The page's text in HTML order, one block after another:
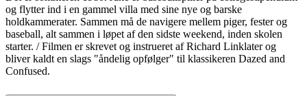
og flytter ind i en gammel villa med sine nye og barske
holdkammerater. Sammen må de navigere mellem piger, fester og
baseball, alt sammen i løpet af den sidste weekend, inden skolen
starter. / Filmen er skrevet og instrueret af Richard Linklater og
bliver kaldt en slags "åndelig opfølger" til klassikeren Dazed and
Confused.